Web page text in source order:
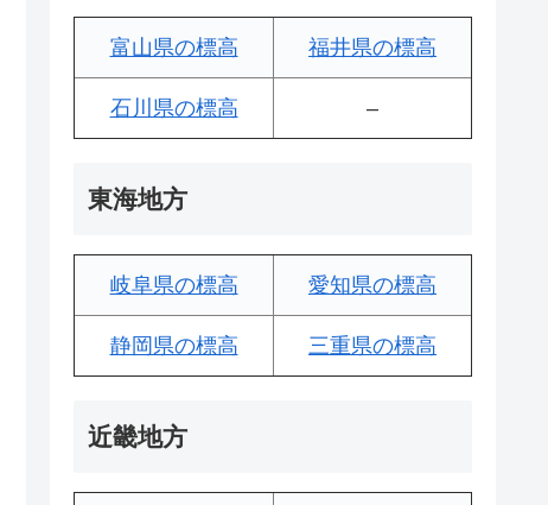
富山県の標高 福井県の標高
石川県の標高 –
東海地方
岐阜県の標高 愛知県の標高
静岡県の標高 三重県の標高
近畿地方